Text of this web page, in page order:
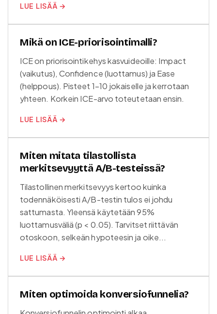
LUE LISÄÄ →
Mikä on ICE-priorisointimalli?
ICE on priorisointikehys kasvuideoille: Impact
(vaikutus), Confidence (luottamus) ja Ease
(helppous). Pisteet 1-10 jokaiselle ja kerrotaan
yhteen. Korkein ICE-arvo toteutetaan ensin.
LUE LISÄÄ →
Miten mitata tilastollista
merkitsevyyttä A/B-testeissä?
Tilastollinen merkitsevyys kertoo kuinka
todennäköisesti A/B-testin tulos ei johdu
sattumasta. Yleensä käytetään 95%
luottamusväliä (p < 0.05). Tarvitset riittävän
otoskoon, selkeän hypoteesin ja oike...
LUE LISÄÄ →
Miten optimoida konversiofunnelia?